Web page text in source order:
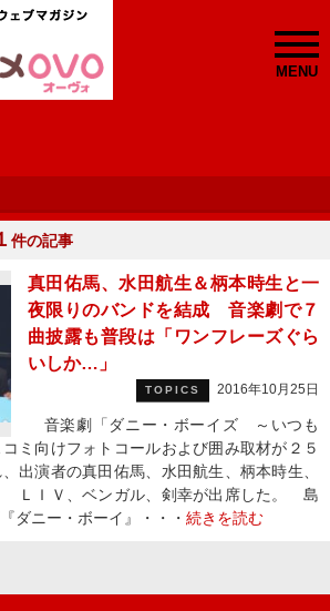
MENU
件の記事
真田佑馬、水田航生＆柄本時生と一
夜限りのバンドを結成 音楽劇で７
曲披露も普段は「ワンフレーズぐら
いしか…」
TOPICS 2016年10月25日
音楽劇「ダニー・ボーイズ ～いつも
ミ向けフォトコールおよび囲み取材が２５
出演者の真田佑馬、水田航生、柄本時生、
ＬＩＶ、ベンガル、剣幸が出席した。 島
ダニー・ボーイ』・・・ 続きを読む